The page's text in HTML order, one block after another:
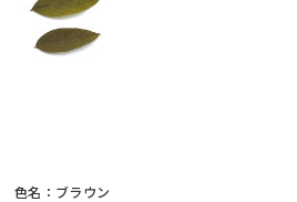
色名：ブラウン